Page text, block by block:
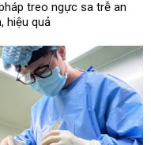
treo ngực sa trễ an
hiệu quả